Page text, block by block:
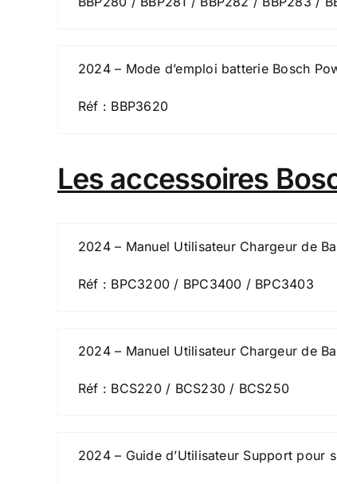
2024 – Mode d’emploi batterie Bosch
Réf : BBP3620
Les accessoires
2024 – Manuel Utilisateur Chargeur de
Réf : BPC3200 / BPC3400 / BPC3403
2024 – Manuel Utilisateur Chargeur de
Réf : BCS220 / BCS230 / BCS250
2024 – Guide d’Utilisateur Support pour